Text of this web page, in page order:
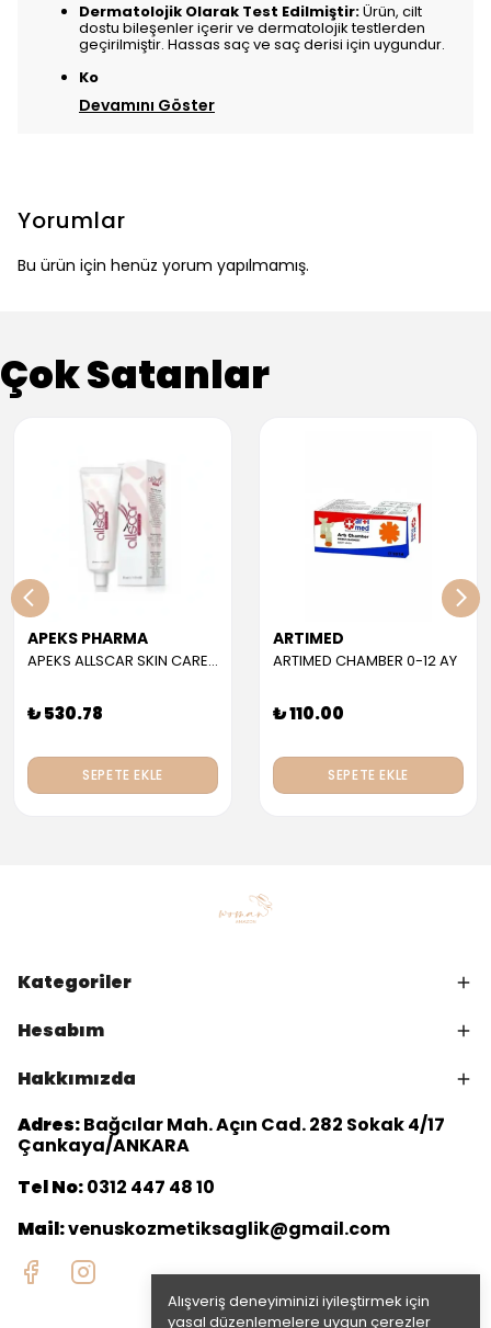
Alışveriş deneyiminizi iyileştirmek için
yasal düzenlemelere uygun çerezler
Dermatolojik Olarak Test Edilmiştir:Ürün, cilt
dostu bileşenler içerir ve dermatolojik testlerden
geçirilmiştir. Hassas saç ve saç derisi için uygundur.
Ko
Devamını Göster
Yorumlar
Bu ürün için henüz yorum yapılmamış.
Çok Satanlar
APEKS PHARMA
APEKS ALLSCAR SKIN CARE GEL 30 ML
₺ 530.78
SEPETE EKLE
ARTIMED
ARTIMED CHAMBER 0-12 AY
₺ 110.00
SEPETE EKLE
Kategoriler
Hesabım
Hakkımızda
Adres:Bağcılar Mah. Açın Cad. 282 Sokak 4/17
Çankaya/ANKARA
Tel No:0312 447 48 10
Mail:venuskozmetiksaglik@gmail.com